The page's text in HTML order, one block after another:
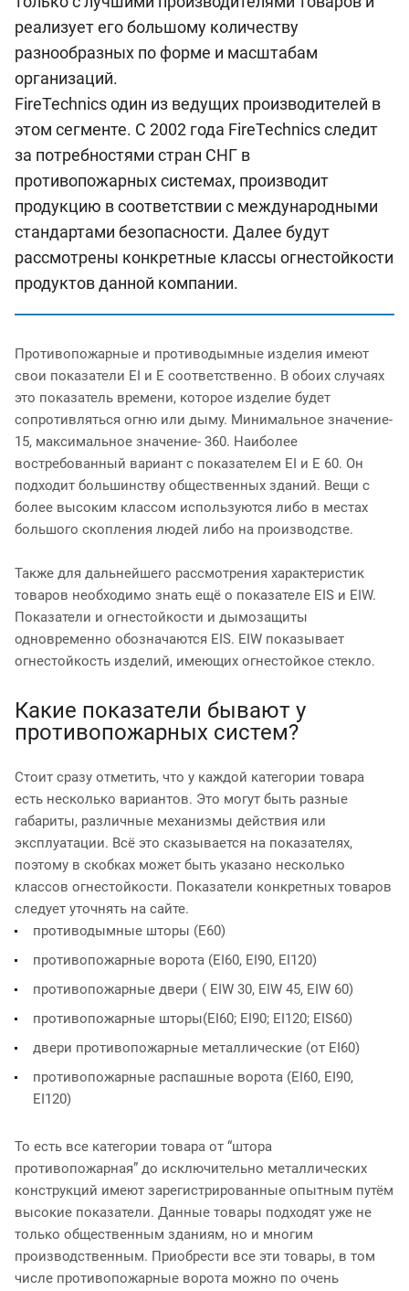
реализует его большому количеству
разнообразных по форме и масштабам
организаций.
FireTechnics один из ведущих производителей в
этом сегменте. С 2002 года FireTechnics следит
за потребностями стран СНГ в
противопожарных системах, производит
продукцию в соответствии с международными
стандартами безопасности. Далее будут
рассмотрены конкретные классы огнестойкости
продуктов данной компании.
Противопожарные и противодымные изделия имеют
свои показатели EI и E соответственно. В обоих случаях
это показатель времени, которое изделие будет
сопротивляться огню или дыму. Минимальное значение-
15, максимальное значение- 360. Наиболее
востребованный вариант с показателем EI и E 60. Он
подходит большинству общественных зданий. Вещи с
более высоким классом используются либо в местах
большого скопления людей либо на производстве.
Также для дальнейшего рассмотрения характеристик
товаров необходимо знать ещё о показателе EIS и EIW.
Показатели и огнестойкости и дымозащиты
одновременно обозначаются EIS. EIW показывает
огнестойкость изделий, имеющих огнестойкое стекло.
Какие показатели бывают у
противопожарных систем?
Стоит сразу отметить, что у каждой категории товара
есть несколько вариантов. Это могут быть разные
габариты, различные механизмы действия или
эксплуатации. Всё это сказывается на показателях,
поэтому в скобках может быть указано несколько
классов огнестойкости. Показатели конкретных товаров
следует уточнять на сайте.
противодымные шторы (E60)
противопожарные ворота (EI60, EI90, EI120)
противопожарные двери ( EIW 30, EIW 45, EIW 60)
противопожарные шторы(EI60; EI90; EI120; EIS60)
двери противопожарные металлические (от EI60)
противопожарные распашные ворота (EI60, EI90,
EI120)
То есть все категории товара от “штора
противопожарная” до исключительно металлических
конструкций имеют зарегистрированные опытным путём
высокие показатели. Данные товары подходят уже не
только общественным зданиям, но и многим
производственным. Приобрести все эти товары, в том
числе противопожарные ворота можно по очень